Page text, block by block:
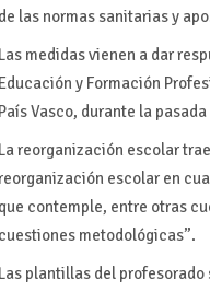
de las normas sanitarias y
Las medidas vienen a dar
Educación y Formación
País Vasco, durante la
La reorganización escolar
escolar en
que contemple, entre otras
cuestiones metodológicas”.
Las plantillas del